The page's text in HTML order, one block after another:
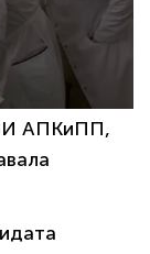
АПКиПП,